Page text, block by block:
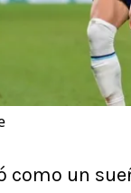
como un